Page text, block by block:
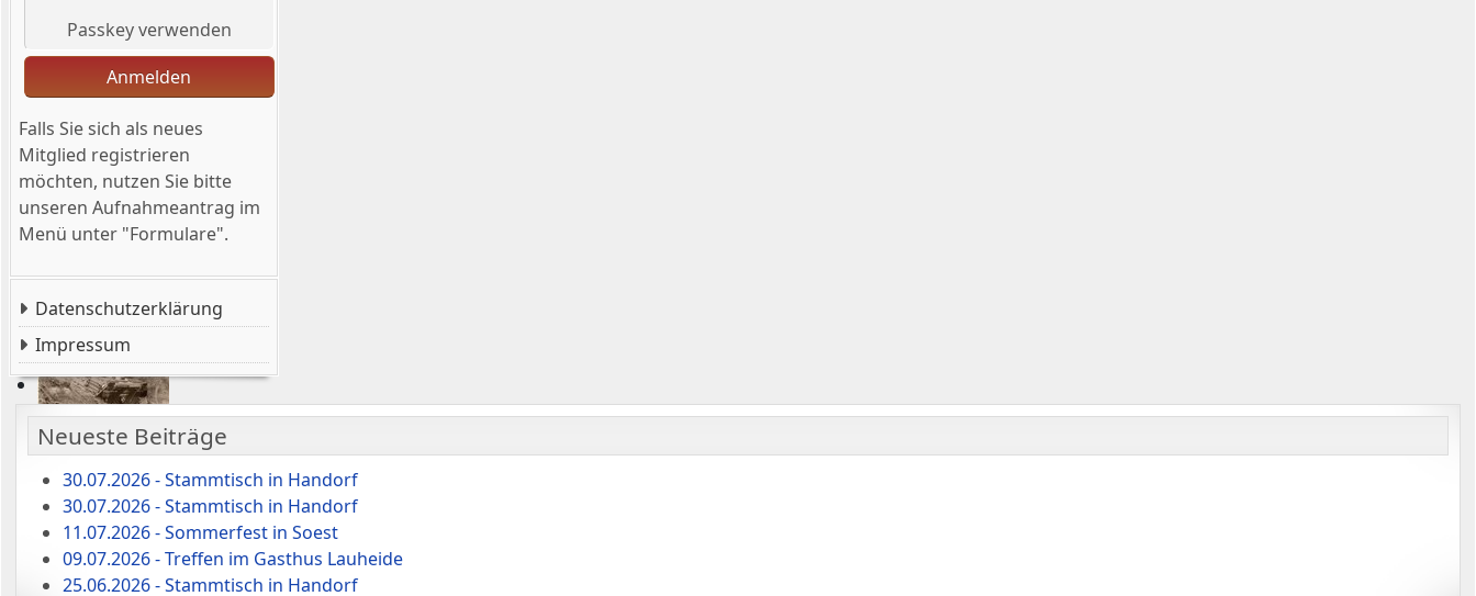
Neueste Beiträge
30.07.2026 - Stammtisch in Handorf
30.07.2026 - Stammtisch in Handorf
11.07.2026 - Sommerfest in Soest
09.07.2026 - Treffen im Gasthus Lauheide
25.06.2026 - Stammtisch in Handorf
Passkey verwenden
Anmelden
Falls Sie sich als neues
Mitglied registrieren
möchten, nutzen Sie bitte
unseren Aufnahmeantrag im
Menü unter "Formulare".
Datenschutzerklärung
Impressum